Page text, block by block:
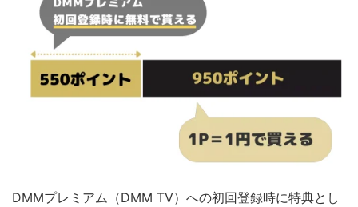
DMMプレミアム（DMM TV）への初回登録時に特典とし